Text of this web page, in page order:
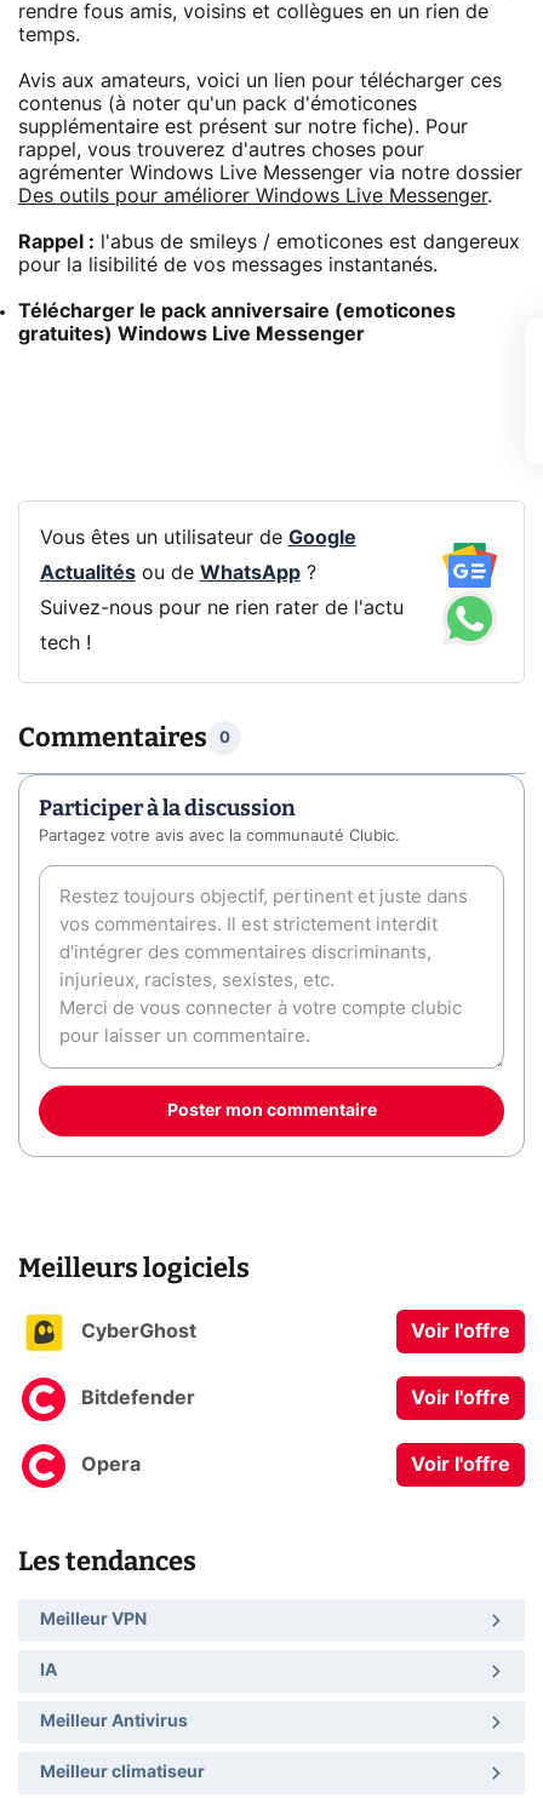
rendre fous amis, voisins et collègues en un rien de
temps.
Avis aux amateurs, voici un lien pour télécharger ces
contenus (à noter qu'un pack d'émoticones
supplémentaire est présent sur notre fiche). Pour
rappel, vous trouverez d'autres choses pour
agrémenter Windows Live Messenger via notre dossier
Des outils pour améliorer Windows Live Messenger.
Rappel : l'abus de smileys / emoticones est dangereux
pour la lisibilité de vos messages instantanés.
Télécharger le pack anniversaire (emoticones
gratuites) Windows Live Messenger
Vous êtes un utilisateur de Google
Actualitésou de WhatsApp?
Suivez-nous pour ne rien rater de l'actu
tech !
Commentaires 0
Participer à la discussion
Partagez votre avis avec la communauté Clubic.
Poster mon commentaire
Meilleurs logiciels
CyberGhost Voir l'offre
Bitdefender Voir l'offre
Opera Voir l'offre
Les tendances
Meilleur VPN
IA
Meilleur Antivirus
Meilleur climatiseur